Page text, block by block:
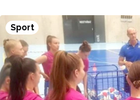
z norského HamKamu.
o tom, na jak dlouho
neinformovala.
Sport